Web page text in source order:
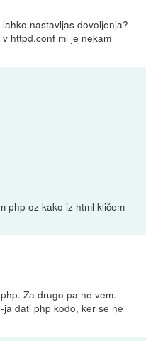
nastavljas dovoljenja?
httpd.conf mi je nekam
php oz kako iz html kličem
Za drugo pa ne vem.
dati php kodo, ker se ne